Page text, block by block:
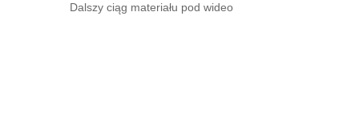
Dalszy ciąg materiału pod wideo